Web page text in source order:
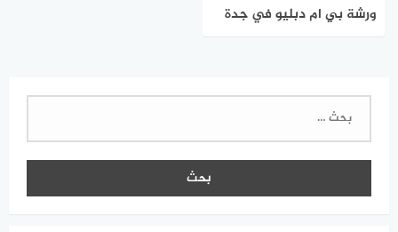
ورشة بي ام دبليو في جدة
البحث